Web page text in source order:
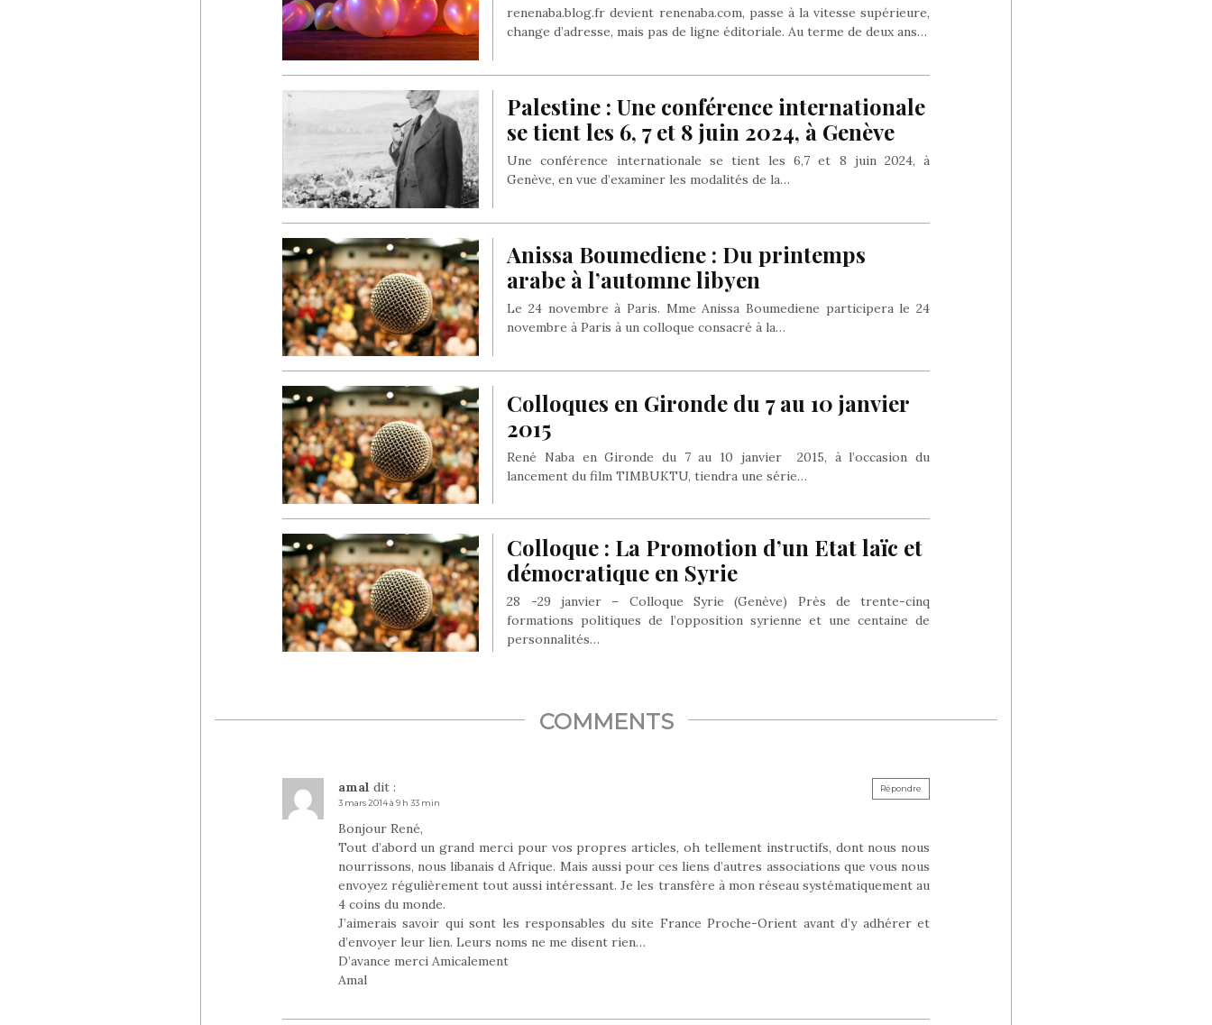
renenaba.blog.fr devient renenaba.com, passe à la vitesse supérieure,
change d’adresse, mais pas de ligne éditoriale. Au terme de deux ans…
Palestine : Une conférence internationale
se tient les 6, 7 et 8 juin 2024, à Genève
Une conférence internationale se tient les 6,7 et 8 juin 2024, à
Genève, en vue d’examiner les modalités de la…
Anissa Boumediene : Du printemps
arabe à l’automne libyen
Le 24 novembre à Paris. Mme Anissa Boumediene participera le 24
novembre à Paris à un colloque consacré à la…
Colloques en Gironde du 7 au 10 janvier
2015
René Naba en Gironde du 7 au 10 janvier 2015, à l’occasion du
lancement du film TIMBUKTU, tiendra une série…
Colloque : La Promotion d’un Etat laïc et
démocratique en Syrie
28 -29 janvier – Colloque Syrie (Genève) Près de trente-cinq
formations politiques de l’opposition syrienne et une centaine de
personnalités…
COMMENTS
amal dit :
3 mars 2014 à 9 h 33 min
Bonjour René,
Tout d’abord un grand merci pour vos propres articles, oh tellement instructifs, dont nous nous
nourrissons, nous libanais d Afrique. Mais aussi pour ces liens d’autres associations que vous nous
envoyez régulièrement tout aussi intéressant. Je les transfère à mon réseau systématiquement au
4 coins du monde.
J’aimerais savoir qui sont les responsables du site France Proche-Orient avant d’y adhérer et
d’envoyer leur lien. Leurs noms ne me disent rien…
D’avance merci Amicalement
Amal
Répondre